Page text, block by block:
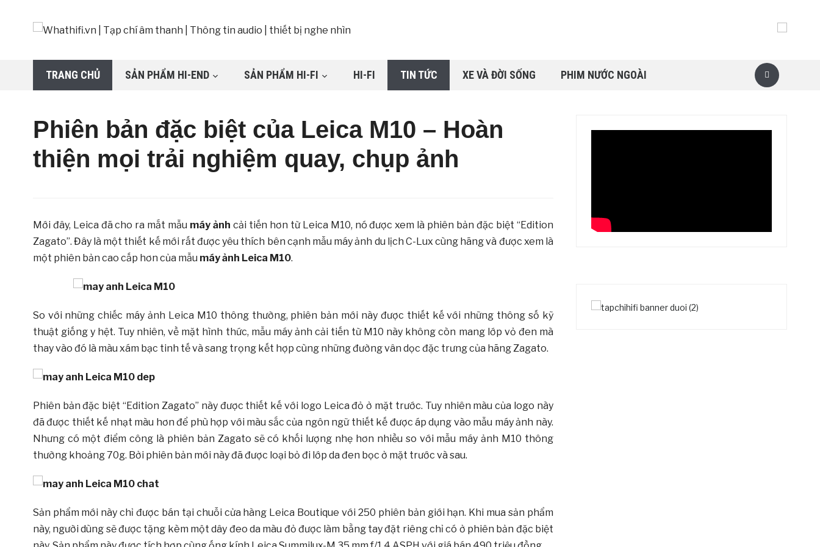
TRANG CHỦ SẢN PHẨM HI-END SẢN PHẨM HI-FI HI-FI TIN TỨC XE VÀ ĐỜI SỐNG PHIM NƯỚC NGOÀI
Phiên bản đặc biệt của Leica M10 – Hoàn
thiện mọi trải nghiệm quay, chụp ảnh
Mới đây, Leica đã cho ra mắt mẫu máy ảnh cải tiến hơn từ Leica M10, nó được xem là phiên bản đặc biệt “Edition
Zagato”. Đây là một thiết kế mới rất được yêu thích bên cạnh mẫu máy ảnh du lịch C-Lux cùng hãng và được xem là
một phiên bản cao cấp hơn của mẫu máy ảnh Leica M10.
So với những chiếc máy ảnh Leica M10 thông thường, phiên bản mới này được thiết kế với những thông số kỹ
thuật giống y hệt. Tuy nhiên, về mặt hình thức, mẫu máy ảnh cải tiến từ M10 này không còn mang lớp vỏ đen mà
thay vào đó là màu xám bạc tinh tế và sang trọng kết hợp cùng những đường vân dọc đặc trưng của hãng Zagato.
Phiên bản đặc biệt “Edition Zagato” này được thiết kế với logo Leica đỏ ở mặt trước. Tuy nhiên màu của logo này
đã được thiết kế nhạt màu hơn để phù hợp với màu sắc của ngôn ngữ thiết kế được áp dụng vào mẫu máy ảnh này.
Nhưng có một điểm công là phiên bản Zagato sẽ có khối lượng nhẹ hơn nhiều so với mẫu máy ảnh M10 thông
thường khoảng 70g. Bởi phiên bản mới này đã được loại bỏ đi lớp da đen bọc ở mặt trước và sau.
Sản phẩm mới này chỉ được bán tại chuỗi cửa hàng Leica Boutique với 250 phiên bản giới hạn. Khi mua sản phẩm
này, người dùng sẽ được tặng kèm một dây đeo da màu đỏ được làm bằng tay đặt riêng chỉ có ở phiên bản đặc biệt